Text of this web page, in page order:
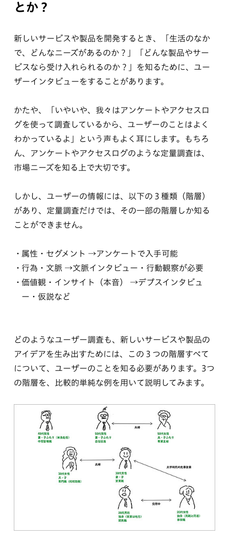
とか？
新しいサービスや製品を開発するとき、「生活のなか
で、どんなニーズがあるのか？」「どんな製品やサー
ビスなら受け入れられるのか？」を知るために、ユー
ザーインタビューをすることがあります。
かたや、「いやいや、我々はアンケートやアクセスロ
グを使って調査しているから、ユーザーのことはよく
わかっているよ」という声もよく耳にします。もちろ
ん、アンケートやアクセスログのような定量調査は、
市場ニーズを知る上で大切です。
しかし、ユーザーの情報には、以下の３種類（階層）
があり、定量調査だけでは、その一部の階層しか知る
ことができません。
属性・セグメント →アンケートで入手可能
行為・文脈 →文脈インタビュー・行動観察が必要
価値観・インサイト（本音） →デプスインタビュ
ー・仮説など
どのようなユーザー調査も、新しいサービスや製品の
アイデアを生み出すためには、この３つの階層すべて
について、ユーザーのことを知る必要があります。3つ
の階層を、比較的単純な例を用いて説明してみます。